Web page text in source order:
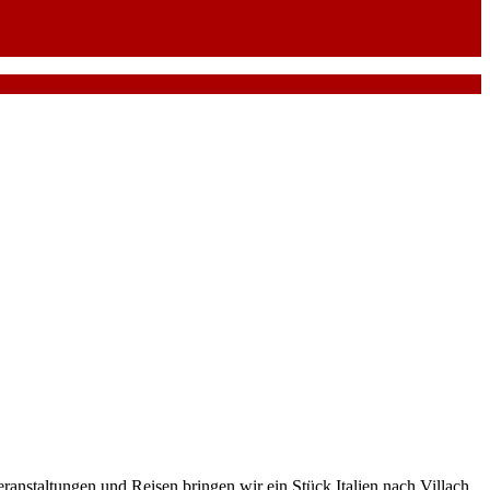
und Reisen bringen wir ein Stück Italien nach Villach